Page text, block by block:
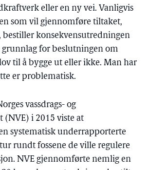
eller en ny vei. Vanligvis
som vil gjennomføre tiltaket,
bestiller konsekvensutredningen
grunnlag for beslutningen om
til å bygge ut eller ikke. Man har
er problematisk.
vassdrags- og
(NVE) i 2015 viste at
systematisk underrapporterte
rundt fossene de ville regulere
NVE gjennomførte nemlig en